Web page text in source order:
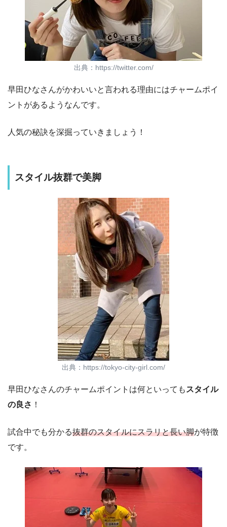
出典：https://twitter.com/
早田ひなさんがかわいいと言われる理由にはチャームポイ
ントがあるようなんです。
人気の秘訣を深掘っていきましょう！
スタイル抜群で美脚
出典：https://tokyo-city-girl.com/
早田ひなさんのチャームポイントは何といっても スタイル
の良さ ！
試合中でも分かる抜群のスタイルにスラリと長い脚が特徴
です。